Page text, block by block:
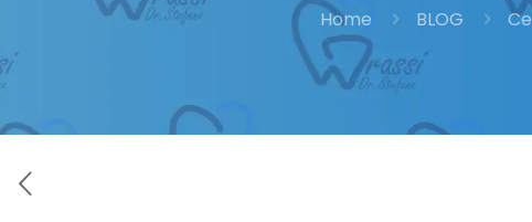
Home BLOG